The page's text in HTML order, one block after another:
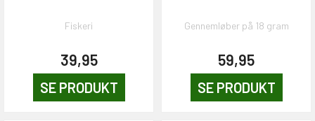
Fiskeri
39,95
SE PRODUKT
Gennemløber på 18 gram
59,95
SE PRODUKT